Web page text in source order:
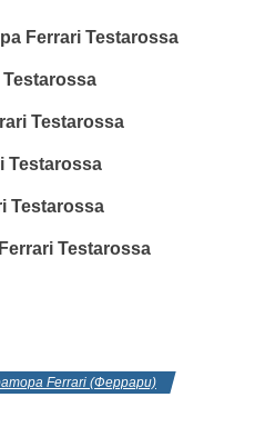
Ferrari Testarossa
Testarossa
Testarossa
Testarossa
Testarossa
Ferrari (Феррари)